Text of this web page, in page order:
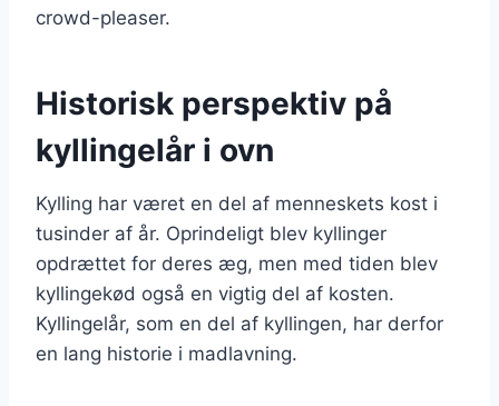
crowd-pleaser.
Historisk perspektiv på
kyllingelår i ovn
Kylling har været en del af menneskets kost i
tusinder af år. Oprindeligt blev kyllinger
opdrættet for deres æg, men med tiden blev
kyllingekød også en vigtig del af kosten.
Kyllingelår, som en del af kyllingen, har derfor
en lang historie i madlavning.